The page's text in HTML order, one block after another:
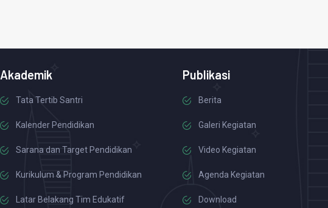
Akademik
Tata Tertib Santri
Kalender Pendidikan
Sarana dan Target Pendidikan
Kurikulum & Program Pendidikan
Latar Belakang Tim Edukatif
Publikasi
Berita
Galeri Kegiatan
Video Kegiatan
Agenda Kegiatan
Download